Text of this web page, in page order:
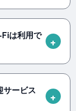
は利用で
ービス